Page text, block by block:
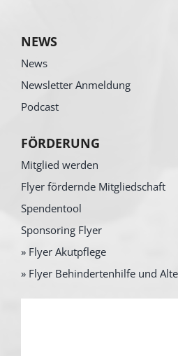
NEWS
News
Newsletter Anmeldung
Podcast
FÖRDERUNG
Mitglied werden
Flyer fördernde Mitgliedschaft
Spendentool
Sponsoring Flyer
» Flyer Akutpflege
» Flyer Behindertenhilfe und